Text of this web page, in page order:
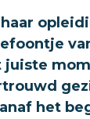
het